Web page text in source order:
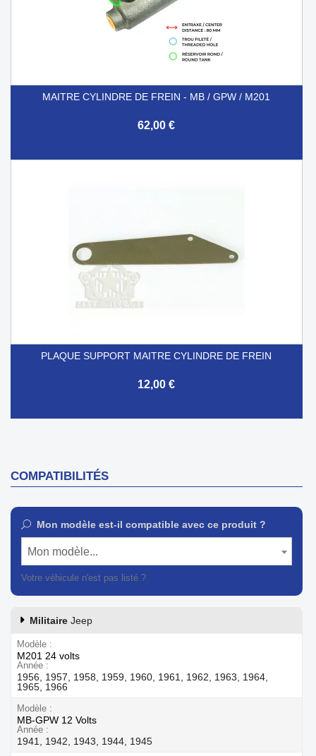
MAITRE CYLINDRE DE FREIN - MB / GPW / M201
62,00 €
PLAQUE SUPPORT MAITRE CYLINDRE DE FREIN
12,00 €
COMPATIBILITÉS
Mon modèle est-il compatible avec ce produit ?
Mon modèle...
Votre véhicule n'est pas listé ?
Militaire Jeep
Modèle
M201 24 volts
Année
1956, 1957, 1958, 1959, 1960, 1961, 1962, 1963, 1964,
1965, 1966
Modèle
MB-GPW 12 Volts
Année
1941, 1942, 1943, 1944, 1945